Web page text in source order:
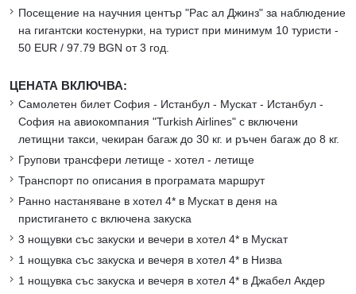
Посещение на научния център "Рас ал Джинз" за наблюдение
на гигантски костенурки, на турист при минимум 10 туристи -
50 EUR / 97.79 BGN от 3 год.
ЦЕНАТА ВКЛЮЧВА:
Самолетен билет София - Истанбул - Мускат - Истанбул -
София на авиокомпания "Turkish Airlines" с включени
летищни такси, чекиран багаж до 30 кг. и ръчен багаж до 8 кг.
Групови трансфери летище - хотел - летище
Транспорт по описания в програмата маршрут
Ранно настаняване в хотел 4* в Мускат в деня на
пристигането с включена закуска
3 нощувки със закуски и вечери в хотел 4* в Мускат
1 нощувка със закуска и вечеря в хотел 4* в Низва
1 нощувка със закуска и вечеря в хотел 4* в Джабел Акдер